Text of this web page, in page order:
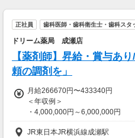
【収入例】
■30歳経験者：450～470万円
【交通費】
正社員 歯科医師・歯科衛生士・歯科スタ
ドリーム薬局 成瀬店
【薬剤師】昇給・賞与あ
頼の調剤を」
月給266670円〜433340円
＜年収例＞
・4,000,000円～6,000,000円
※給与は経験・能力などにより優
JR東日本JR横浜線成瀬駅